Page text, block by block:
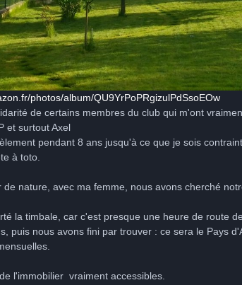
photos/album/QU9YrPoPRgizulPdSsoEOw
de certains membres du club qui m'ont
et surtout Axel
pendant 8 ans jusqu'à ce que je sois
à toto.
nature, avec ma femme, nous avons cherché
la timbale, car c'est presque une heure de route
puis nous avons fini par trouver : ce sera le Pays
l'immobilier vraiment accessibles.